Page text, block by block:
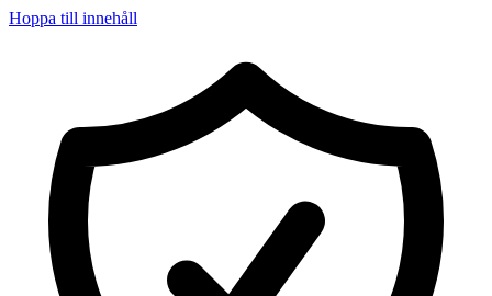
Hoppa till innehåll